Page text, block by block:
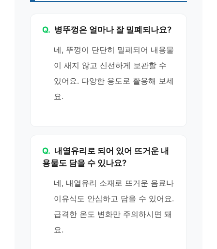
Q. 병뚜껑은 얼마나 잘 밀폐되나요?
네, 뚜껑이 단단히 밀폐되어 내용물
이 새지 않고 신선하게 보관할 수
있어요. 다양한 용도로 활용해 보세
요.
Q. 내열유리로 되어 있어 뜨거운 내
용물도 담을 수 있나요?
네, 내열유리 소재로 뜨거운 음료나
이유식도 안심하고 담을 수 있어요.
급격한 온도 변화만 주의하시면 돼
요.